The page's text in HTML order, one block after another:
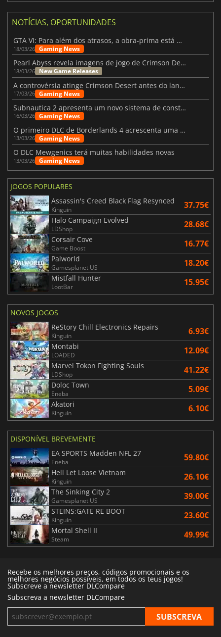
NOTÍCIAS, OPORTUNIDADES
GTA VI: Para além dos atrasos, a obra-prima está quase a chegar
18/03/26 Gaming News
Pearl Abyss revela imagens de jogo de Crimson Desert para a PS5
18/03/26 New Game Releases
A controvérsia atinge Crimson Desert antes do lançamento
17/03/26 Gaming News
Subnautica 2 apresenta um novo sistema de construção de bases
16/03/26 Gaming News
O primeiro DLC de Borderlands 4 acrescenta uma nova personagem e muito mais
13/03/26 Gaming News
O DLC Mewgenics terá muitas habilidades novas
13/03/26 Gaming News
JOGOS POPULARES
Assassin's Creed Black Flag Resynced
Kinguin 37.75€
Halo Campaign Evolved
LDShop 28.68€
Corsair Cove
Game Boost 16.77€
Palworld
Gamesplanet US 18.20€
Mistfall Hunter
LootBar 15.95€
NOVOS JOGOS
ReStory Chill Electronics Repairs
Kinguin 6.93€
Montabi
LOADED 12.09€
Marvel Tokon Fighting Souls
LDShop 41.22€
Doloc Town
Eneba 5.09€
Akatori
Kinguin 6.10€
DISPONÍVEL BREVEMENTE
EA SPORTS Madden NFL 27
Eneba 59.80€
Hell Let Loose Vietnam
Kinguin 26.10€
The Sinking City 2
Gamesplanet US 39.00€
STEINS;GATE RE BOOT
Kinguin 23.60€
Mortal Shell II
Steam 49.99€
Recebe os melhores preços, códigos promocionais e os
melhores negócios possíveis, em todos os teus jogos!
Subscreve a newsletter DLCompare
Subscreva a newsletter DLCompare